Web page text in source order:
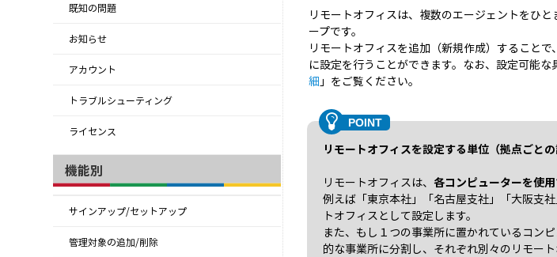
既知の問題
お知らせ
アカウント
トラブルシューティング
ライセンス
機能別
サインアップ/セットアップ
管理対象の追加/削除
リモートオフィスは、複数のエージェントをひ
ープです。
リモートオフィスを追加（新規作成）すること
に設定を行うことができます。なお、設定可能
細 」をご覧ください。
リモートオフィスを設定する単位（拠点ごとの
リモートオフィスは、各コンピューターを使
例えば「東京本社」「名古屋支社」「大阪支
トオフィスとして設定します。
また、もし１つの事業所に置かれているコン
的な事業所に分割し、それぞれ別々のリモー